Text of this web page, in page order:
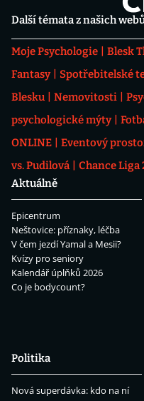
Další témata z našich
Moje Psychologie Blesk
Fantasy
Spotřebitelské
Blesku
Nemovitosti
psychologické mýty
ONLINE
Eventový
vs. Pudilová
Chance Liga
Aktuálně
Epicentrum
Neštovice: příznaky, léčba
V čem jezdí Yamal a Mesii?
Kvízy pro seniory
Kalendář úplňků 2026
Co je bodycount?
Politika
Nová superdávka: kdo na ní